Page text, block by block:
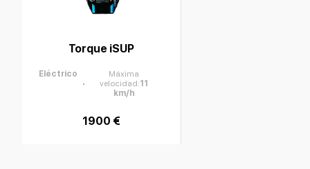
Torque iSUP
Eléctrico
Máxima
velocidad:11
km/h
1900 €